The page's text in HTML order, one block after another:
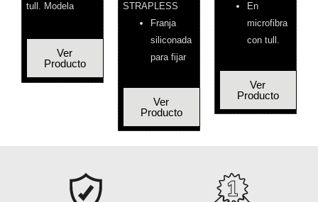
tull. Modela
Ver
Producto
STRAPLESS
Franja
siliconada
para fijar
Ver
Producto
En
microfibra
con tull.
Ver
Producto